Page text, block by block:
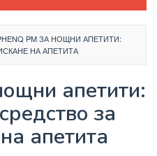
PM ЗА НОЩНИ АПЕТИТИ:
НА АПЕТИТА
апетити:
за
апетита